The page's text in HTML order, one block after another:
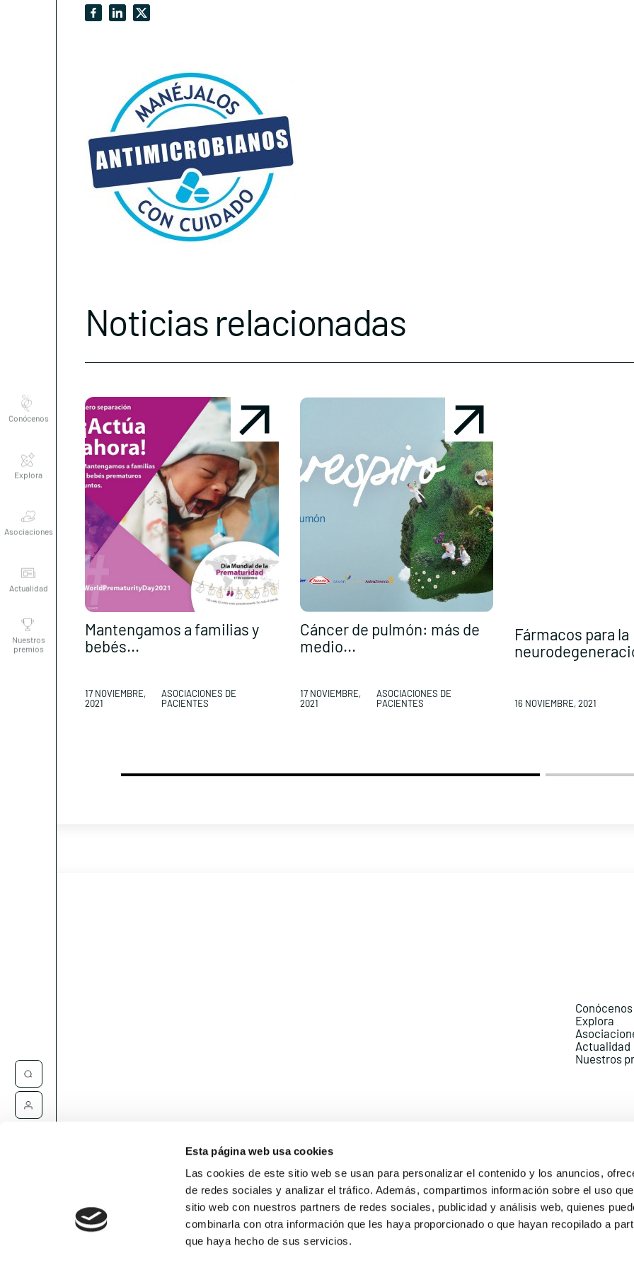
Esta página web usa cookies
Las cookies de este sitio web se usan para personalizar el contenido y los anuncios,
de redes sociales y analizar el tráfico. Además, compartimos información sobre el uso
sitio web con nuestros partners de redes sociales, publicidad y análisis web, quienes
combinarla con otra información que les haya proporcionado o que hayan recopilado a
que haya hecho de sus servicios.
Conócenos
Explora
Asociaciones
Actualidad
Nuestros
premios
Noticias relacionadas
Mantengamos a familias y
bebés...
17 NOVIEMBRE,
2021
ASOCIACIONES DE
PACIENTES
Cáncer de pulmón: más de
medio...
17 NOVIEMBRE,
2021
ASOCIACIONES DE
PACIENTES
Fármacos para la
16 NOVIEMBRE, 2021
Conócenos
Explora
Actualidad
Nuestros
Política de Privacidad Política de Cookies Aviso